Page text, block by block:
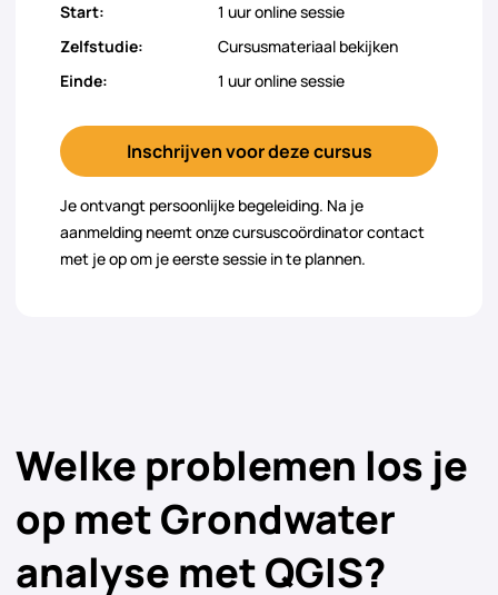
Welke problemen los je
op met Grondwater
analyse met QGIS?
Start:
1 uur online sessie
Zelfstudie:
Cursusmateriaal bekijken
Einde:
1 uur online sessie
Inschrijven voor deze cursus
Je ontvangt persoonlijke begeleiding. Na je
aanmelding neemt onze cursuscoördinator contact
met je op om je eerste sessie in te plannen.